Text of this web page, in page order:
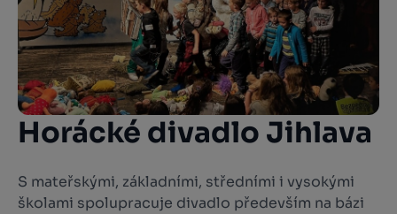
Horácké divadlo Jihlava
S mateřskými, základními, středními i vysokými
školami spolupracuje divadlo především na bázi